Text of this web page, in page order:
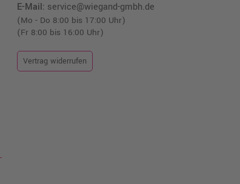
E-Mail: service@wiegand-gmbh.de
(Mo - Do 8:00 bis 17:00 Uhr)
(Fr 8:00 bis 16:00 Uhr)
Vertrag widerrufen